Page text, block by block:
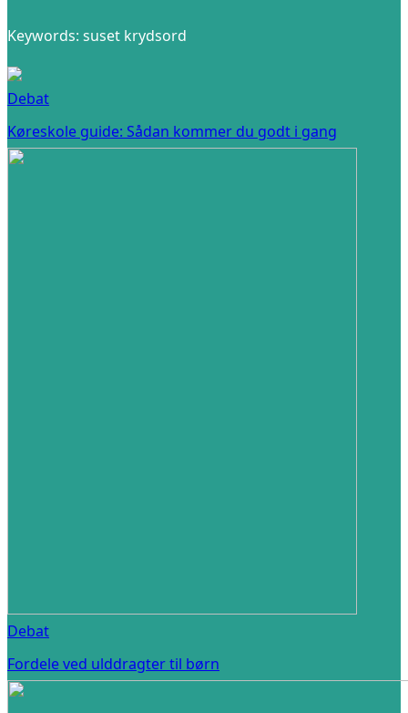
Keywords: suset krydsord
Debat
Køreskole guide: Sådan kommer du godt i gang
Debat
Fordele ved ulddragter til børn